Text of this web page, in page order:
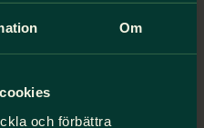
Om
och förbättra
det hända att din
anställning. Detta kan